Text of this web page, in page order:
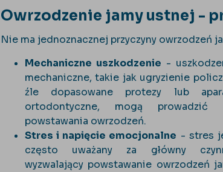
Owrzodzenie jamy ustnej -
Nie ma jednoznacznej przyczyny owrzodzeń
Mechaniczne uszkodzenie -
mechaniczne, takie jak ugryzienie
źle dopasowane protezy lub
ortodontyczne, mogą prowadzić
powstawania owrzodzeń.
Stres i napięcie emocjonalne - stres
często uważany za główny
wyzwalający powstawanie owrzodzeń